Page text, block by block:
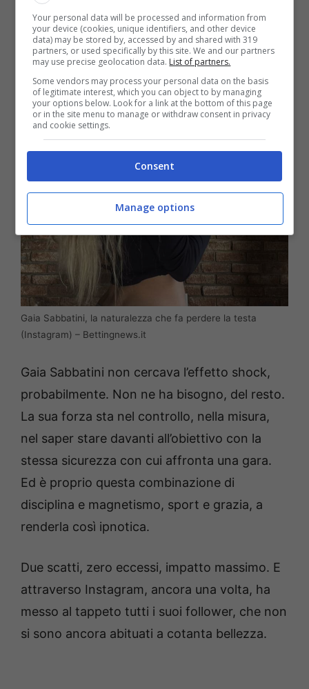
come un complimento e come un segno di
resa al tempo stesso.
Gaia Sabbatini, la naturalezza che fa perdere la testa
(Instagram) – Bettingnews.it
Gaia Sabbatini non cercava l’effetto shock,
probabilmente. Non ne ha bisogno, del resto.
La sua forza sta nel controllo, nella misura,
nel saper stare davanti all’obiettivo con la
stessa sicurezza con cui affronta una gara.
Ed è proprio questa combinazione di
disciplina e magnetismo, sport e grazia, a
renderla così ipnotica.
Due scatti, zero eccessi, impatto massimo. E
attraverso Instagram, ancora una volta, ha
messo al tappeto tutti i suoi follower, che non
si sono ancora abituati a cotanta bellezza.
Your personal data will be processed and information from
your device (cookies, unique identifiers, and other device
data) may be stored by, accessed by and shared with 319
partners, or used specifically by this site. We and our partners
may use precise geolocation data. List of partners.
Some vendors may process your personal data on the basis
of legitimate interest, which you can object to by managing
your options below. Look for a link at the bottom of this page
or in the site menu to manage or withdraw consent in privacy
and cookie settings.
Consent
Manage options